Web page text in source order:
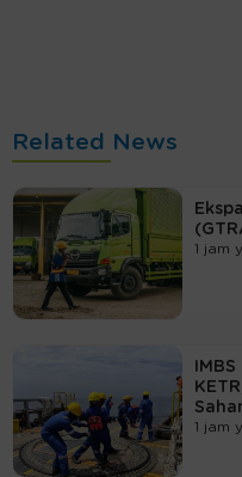
Related News
1 jam
1 jam